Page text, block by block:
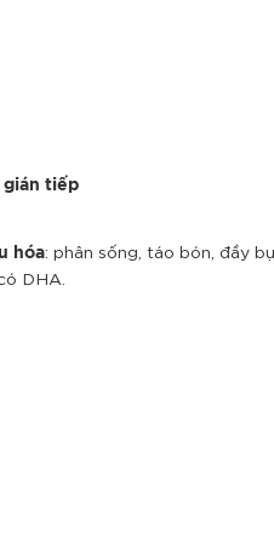
gián tiếp
hóa: phân sống, táo bón, đầy
DHA.